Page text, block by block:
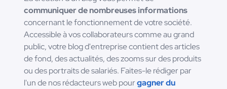
communiquer de nombreuses informations
concernant le fonctionnement de votre société.
Accessible à vos collaborateurs comme au grand
public, votre blog d'entreprise contient des articles
de fond, des actualités, des zooms sur des produits
ou des portraits de salariés. Faites-le rédiger par
l'un de nos rédacteurs web pourgagner du